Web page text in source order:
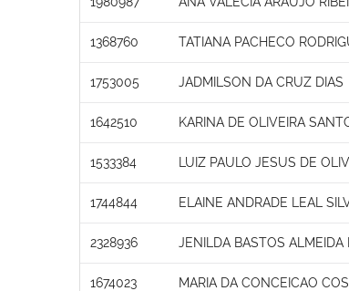
1368760 TATIANA PACHECO
1753005 JADMILSON DA CRUZ DIAS
1642510 KARINA DE OLIVEIRA
1533384 LUIZ PAULO JESUS DE
1744844 ELAINE ANDRADE LEAL
2328936 JENILDA BASTOS ALMEIDA
1674023 MARIA DA CONCEICAO